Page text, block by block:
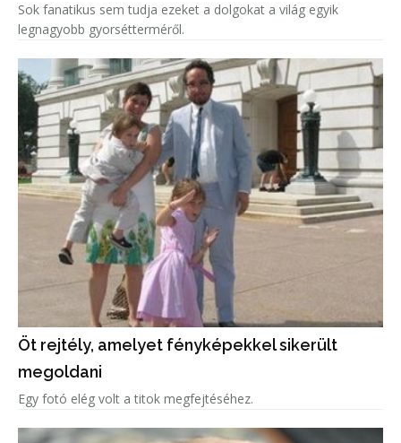
Sok fanatikus sem tudja ezeket a dolgokat a világ egyik
legnagyobb gyorsétterméről.
Öt rejtély, amelyet fényképekkel sikerült
megoldani
Egy fotó elég volt a titok megfejtéséhez.